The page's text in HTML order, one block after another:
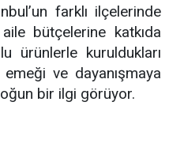
farklı ilçelerinde
bütçelerine katkıda
ürünlerle kuruldukları
ve dayanışmaya
bir ilgi görüyor.